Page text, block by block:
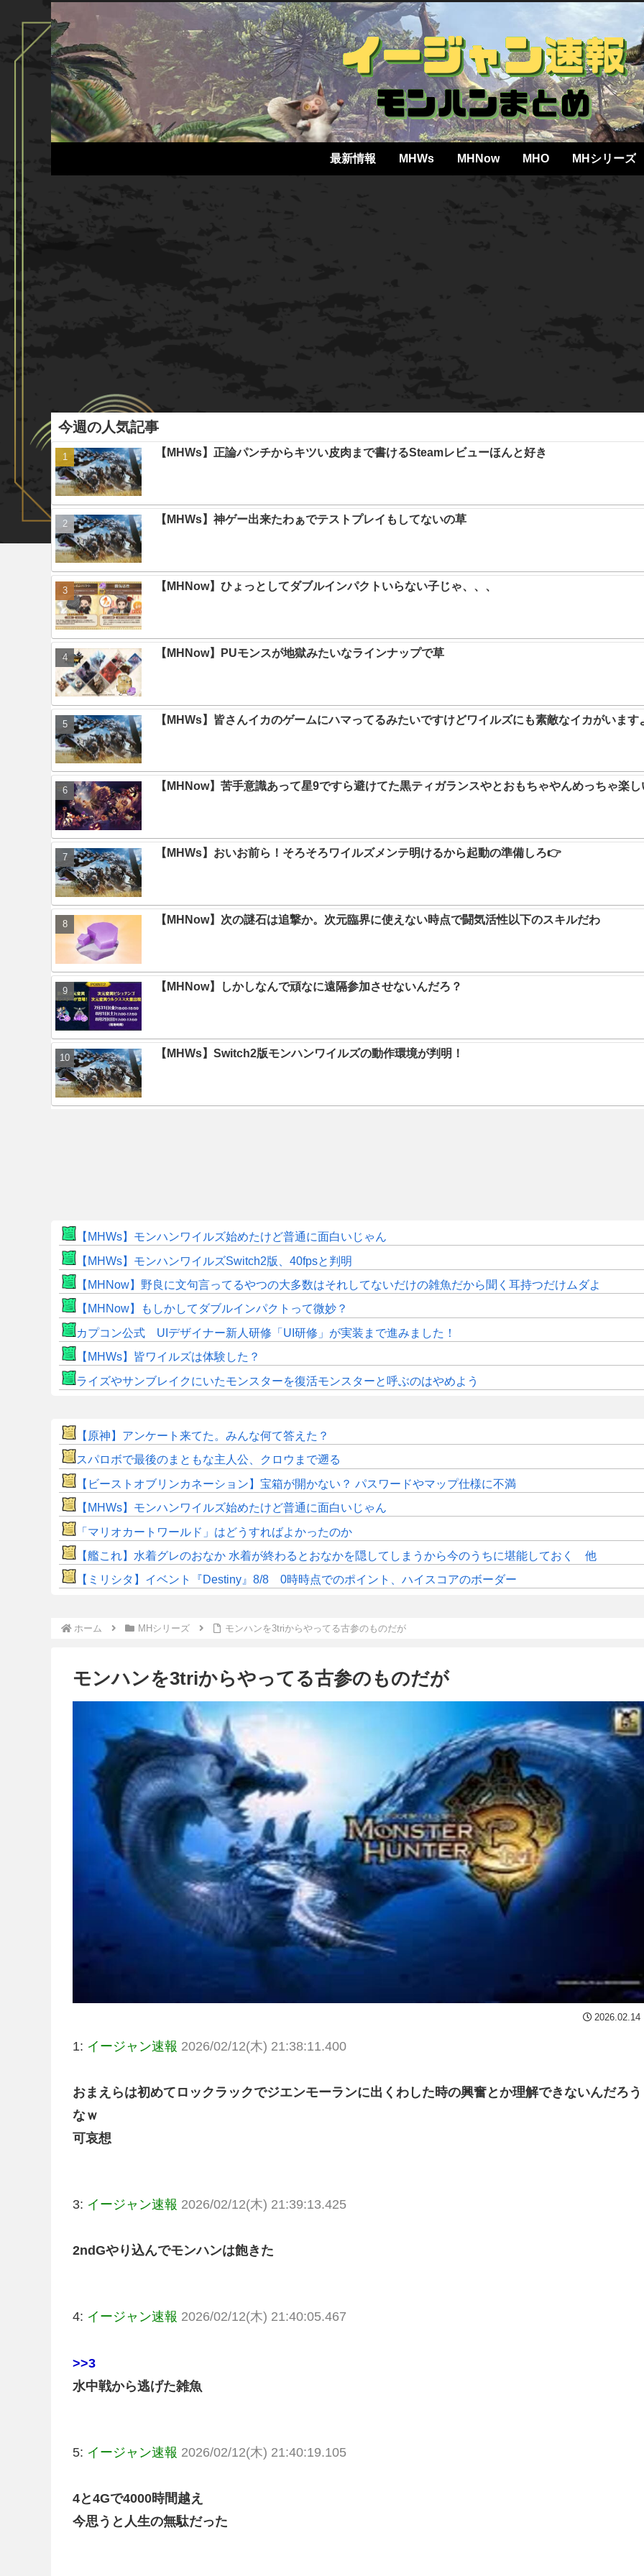
最新情報 MHWs MHNow MHO MHシリーズ
今週の人気記事
【MHWs】正論パンチからキツい皮肉まで書けるSteamレビューほんと好き
【MHWs】神ゲー出来たわぁでテストプレイもしてないの草
【MHNow】ひょっとしてダブルインパクトいらない子じゃ、、、
【MHNow】PUモンスが地獄みたいなラインナップで草
【MHWs】皆さんイカのゲームにハマってるみたいですけどワイルズにも素敵なイカがいます
【MHNow】苦手意識あって星9ですら避けてた黒ティガランスやとおもちゃやんめっちゃ楽し
【MHWs】おいお前ら！そろそろワイルズメンテ明けるから起動の準備しろ👉
【MHNow】次の謎石は追撃か。次元臨界に使えない時点で闘気活性以下のスキルだわ
【MHNow】しかしなんで頑なに遠隔参加させないんだろ？
【MHWs】Switch2版モンハンワイルズの動作環境が判明！
【MHWs】モンハンワイルズ始めたけど普通に面白いじゃん
【MHWs】モンハンワイルズSwitch2版、40fpsと判明
【MHNow】野良に文句言ってるやつの大多数はそれしてないだけの雑魚だから聞く耳持つだけムダよ
【MHNow】もしかしてダブルインパクトって微妙？
カプコン公式 UIデザイナー新人研修「UI研修」が実装まで進みました！
【MHWs】皆ワイルズは体験した？
ライズやサンブレイクにいたモンスターを復活モンスターと呼ぶのはやめよう
【原神】アンケート来てた。みんな何て答えた？
スパロボで最後のまともな主人公、クロウまで遡る
【ビーストオブリンカネーション】宝箱が開かない？ パスワードやマップ仕様に不満
【MHWs】モンハンワイルズ始めたけど普通に面白いじゃん
「マリオカートワールド」はどうすればよかったのか
【艦これ】水着グレのおなか 水着が終わるとおなかを隠してしまうから今のうちに堪能しておく 他
【ミリシタ】イベント『Destiny』8/8 0時時点でのポイント、ハイスコアのボーダー
ホーム MHシリーズ モンハンを3triからやってる古参のものだが
モンハンを3triからやってる古参のものだが
2026.02.14
1: イージャン速報 2026/02/12(木) 21:38:11.400
おまえらは初めてロックラックでジエンモーランに出くわした時の興奮とか理解できないんだろう
なｗ
可哀想
3: イージャン速報 2026/02/12(木) 21:39:13.425
2ndGやり込んでモンハンは飽きた
4: イージャン速報 2026/02/12(木) 21:40:05.467
>>3
水中戦から逃げた雑魚
5: イージャン速報 2026/02/12(木) 21:40:19.105
4と4Gで4000時間越え
今思うと人生の無駄だった